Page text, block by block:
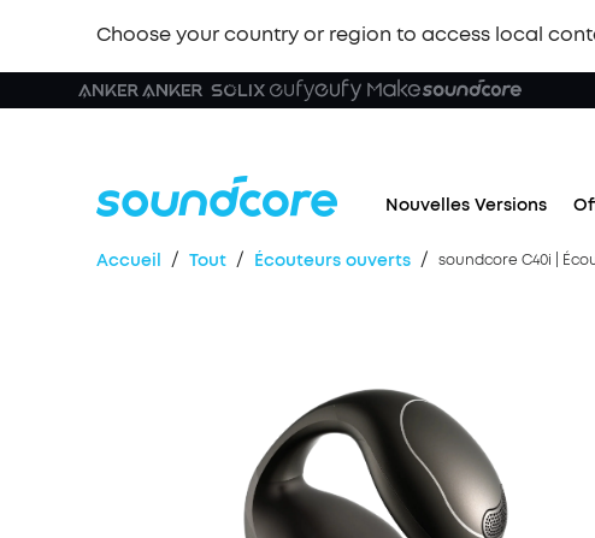
Choose your country or region to access local
Nouvelles Versions
Accueil / Tout / Écouteurs ouverts / soundcore C40i |